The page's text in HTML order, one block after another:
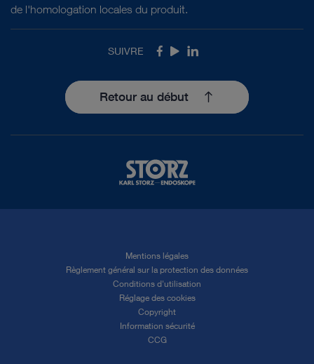
de l'homologation locales du produit.
SUIVRE Facebook
YoutubeLinkedIn
Retour au début
Mentions légales
Règlement général sur la protection des données
Conditions d'utilisation
Réglage des cookies
Copyright
Information sécurité
CCG